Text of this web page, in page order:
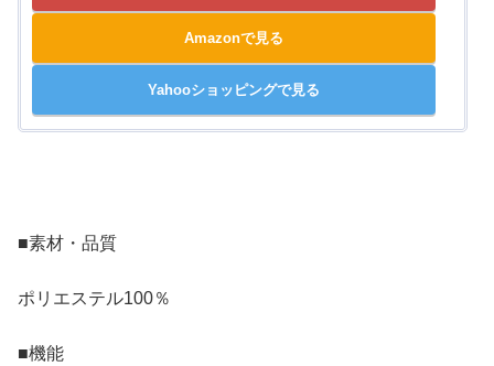
Amazonで見る
Yahooショッピングで見る
■素材・品質
ポリエステル100％
■機能